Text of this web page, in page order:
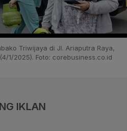
Triwijaya di Jl. Ariaputra Raya,
1/2025). Foto: corebusiness.co.id
IKLAN